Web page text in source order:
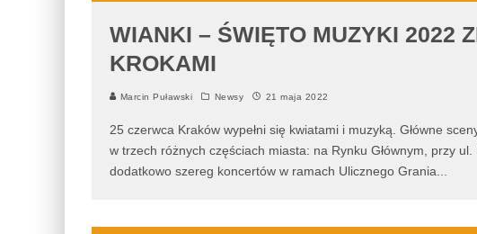
WIANKI – ŚWIĘTO MUZYKI 2022
KROKAMI
Marcin Puławski Newsy 21 maja 2022
25 czerwca Kraków wypełni się kwiatami i muzyką. Główne
w trzech różnych częściach miasta: na Rynku Głównym, przy
dodatkowo szereg koncertów w ramach Ulicznego Grania